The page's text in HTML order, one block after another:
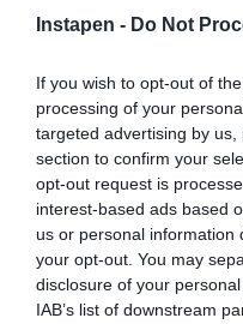
Instapen - Do Not
If you wish to opt-out of
processing of your
targeted advertising by
section to confirm your
opt-out request is
interest-based ads based
us or personal information
your opt-out. You may
disclosure of your
IAB’s list of downstream
Κάνε την
Πάρε δωρεάν